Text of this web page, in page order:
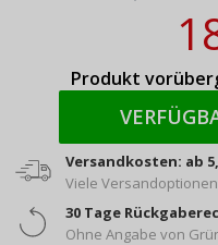
Produkt
Versandkosten: ab
Viele Versandoptionen
30 Tage
Ohne Angabe von